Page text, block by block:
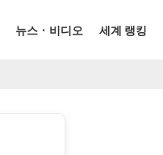
뉴스 · 비디오 세계 랭킹